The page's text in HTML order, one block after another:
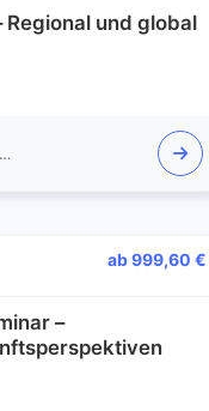
und global
Prof. Dr. Meier - Institut für Produktionsmanagement und Logistik
ab 999,60 €
–